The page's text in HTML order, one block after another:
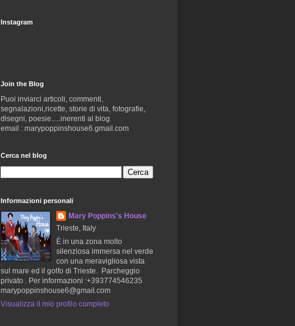
Instagram
Join the Blog
Puoi inviarci articoli, commenti,
segnalazioni,ricette, storie di vita, fotografie,
disegni, poesie.....inerenti al blog
email : marypoppinshouse6.gmail.com
Cerca nel blog
Informazioni personali
Mary Poppins's House
Trieste, Italy
È in una zona molto
silenziosa immersa nel verde
con una meravigliosa vista
sul mare ed il golfo di Trieste. Parcheggio
privato . Per informazioni :+393774546235
marypoppinshouse6@gmail.com
Visualizza il mio profilo completo